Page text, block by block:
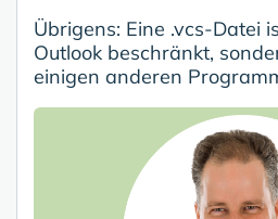
Übrigens: Eine .vcs-Datei
Outlook beschränkt,
einigen anderen